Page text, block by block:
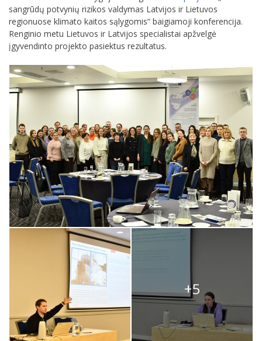
sangrūdų potvynių rizikos valdymas Latvijos ir Lietuvos
regionuose klimato kaitos sąlygomis“ baigiamoji konferencija.
Renginio metu Lietuvos ir Latvijos specialistai apžvelgė
įgyvendinto projekto pasiektus rezultatus.
+5